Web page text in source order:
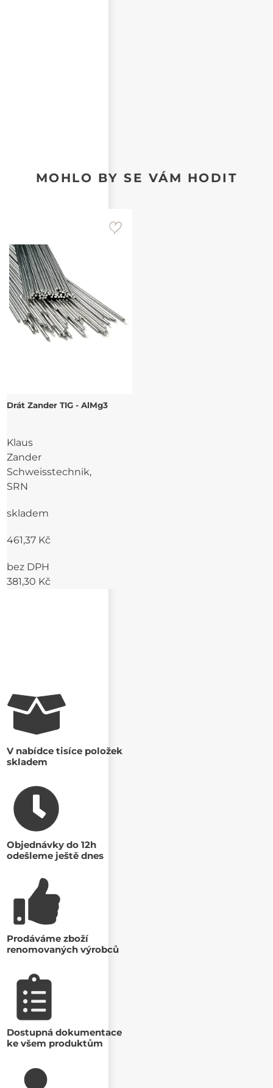
MOHLO BY SE VÁM HODIT
Drát Zander TIG - AlMg3
Klaus
Zander
Schweisstechnik,
SRN
skladem
461,37 Kč
bez DPH
381,30 Kč
V nabídce tisíce položek
skladem
Objednávky do 12h
odešleme ještě dnes
Prodáváme zboží
renomovaných výrobců
Dostupná dokumentace
ke všem produktům